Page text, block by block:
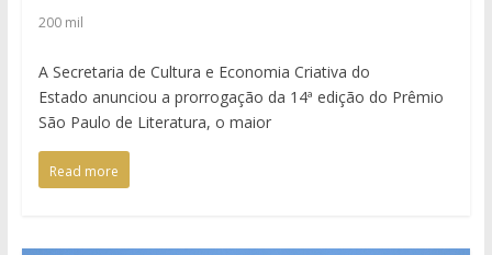
200 mil
A Secretaria de Cultura e Economia Criativa do
Estado anunciou a prorrogação da 14ª edição do Prêmio
São Paulo de Literatura, o maior
Read more